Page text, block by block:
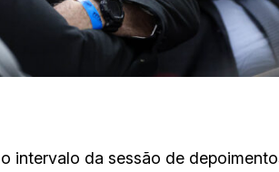
intervalo da sessão de